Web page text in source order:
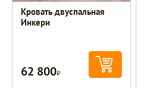
Кровать двуспальная
Инкери
62 800Р